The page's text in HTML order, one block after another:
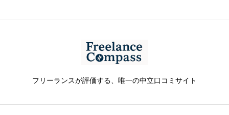
フリーランスが評価する、唯一の中立口コミサイト